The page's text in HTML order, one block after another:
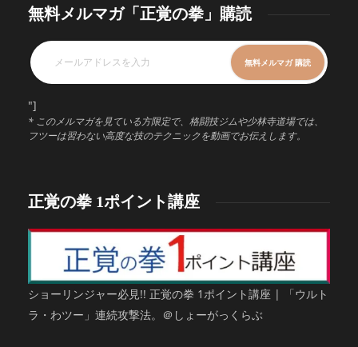
無料メルマガ「正覚の拳」購読
"]
* このメルマガを見ている方限定で、格闘技ジムや少林寺道場では、
フツーは習わない高度な技のテクニックを動画でお伝えします。
正覚の拳 1ポイント講座
ショーリンジャー必見!! 正覚の拳 1ポイント講座 | 「ウルト
ラ・わツー」連続攻撃法。＠しょーがっくらぶ